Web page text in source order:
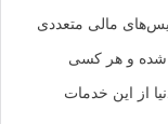
مالی متعددی
و هر کسی
از این خدمات